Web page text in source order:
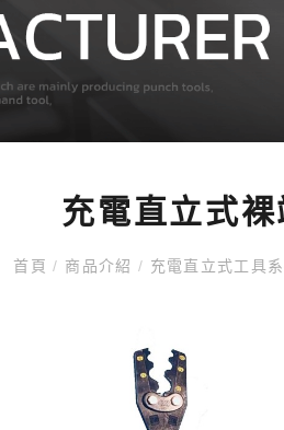
充電直立式
首頁/ 商品介紹 / 充電直立式工具